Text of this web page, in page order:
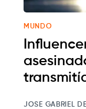
MUNDO
JOSE GABRIEL